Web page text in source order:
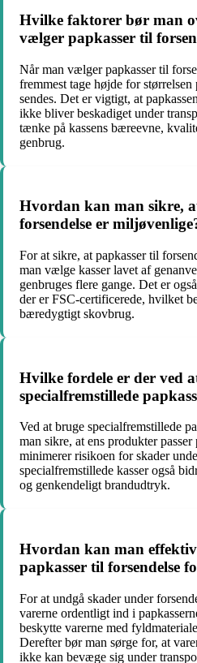
Hvilke faktorer bør man
vælger papkasser til
Når man vælger papkasser til
fremmest tage højde for
sendes. Det er vigtigt, at
ikke bliver beskadiget under
tænke på kassens bæreevne,
genbrug.
Hvordan kan man sikre,
forsendelse er
For at sikre, at papkasser til
man vælge kasser lavet af
genbruges flere gange. Det er
der er FSC-certificerede, hvilket
bæredygtigt skovbrug.
Hvilke fordele er der ved
specialfremstillede
Ved at bruge specialfremstillede
man sikre, at ens produkter
minimerer risikoen for skader
specialfremstillede kasser også
og genkendeligt brandudtryk.
Hvordan kan man
papkasser til forsendelse
For at undgå skader under
varerne ordentligt ind i
beskytte varerne med
Derefter bør man sørge for, at
ikke kan bevæge sig under